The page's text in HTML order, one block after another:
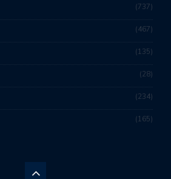
737
467
135
28
234
165